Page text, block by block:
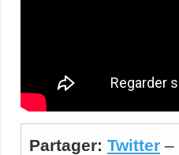
Partager: Twitter –